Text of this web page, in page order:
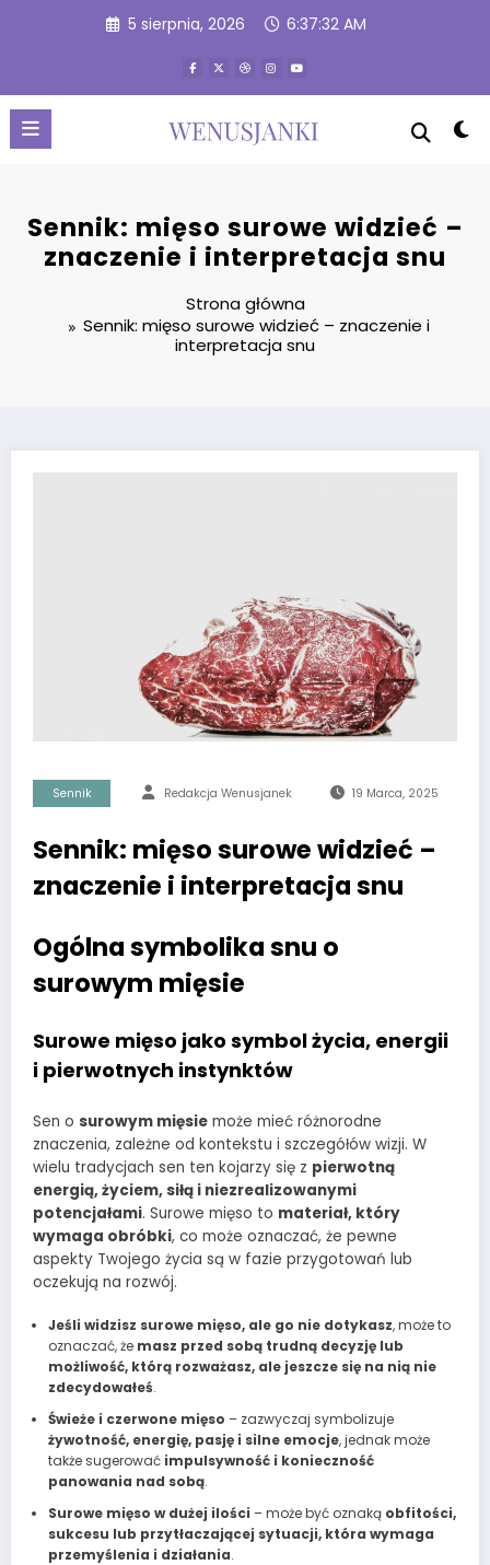
5 sierpnia, 2026 6:37:33 AM
Sennik: mięso surowe widzieć –
znaczenie i interpretacja snu
Strona główna
Sennik: mięso surowe widzieć – znaczenie i
interpretacja snu
Sennik Redakcja Wenusjanek 19 Marca, 2025
Sennik: mięso surowe widzieć –
znaczenie i interpretacja snu
Ogólna symbolika snu o
surowym mięsie
Surowe mięso jako symbol życia, energii
i pierwotnych instynktów
Sen o surowym mięsie może mieć różnorodne
znaczenia, zależne od kontekstu i szczegółów wizji. W
wielu tradycjach sen ten kojarzy się z pierwotną
energią, życiem, siłą i niezrealizowanymi
potencjałami. Surowe mięso to materiał, który
wymaga obróbki, co może oznaczać, że pewne
aspekty Twojego życia są w fazie przygotowań lub
oczekują na rozwój.
Jeśli widzisz surowe mięso, ale go nie dotykasz, może to
oznaczać, że masz przed sobą trudną decyzję lub
możliwość, którą rozważasz, ale jeszcze się na nią nie
zdecydowałeś.
Świeże i czerwone mięso – zazwyczaj symbolizuje
żywotność, energię, pasję i silne emocje, jednak może
także sugerować impulsywność i konieczność
panowania nad sobą.
Surowe mięso w dużej ilości – może być oznaką obfitości,
sukcesu lub przytłaczającej sytuacji, która wymaga
przemyślenia i działania.